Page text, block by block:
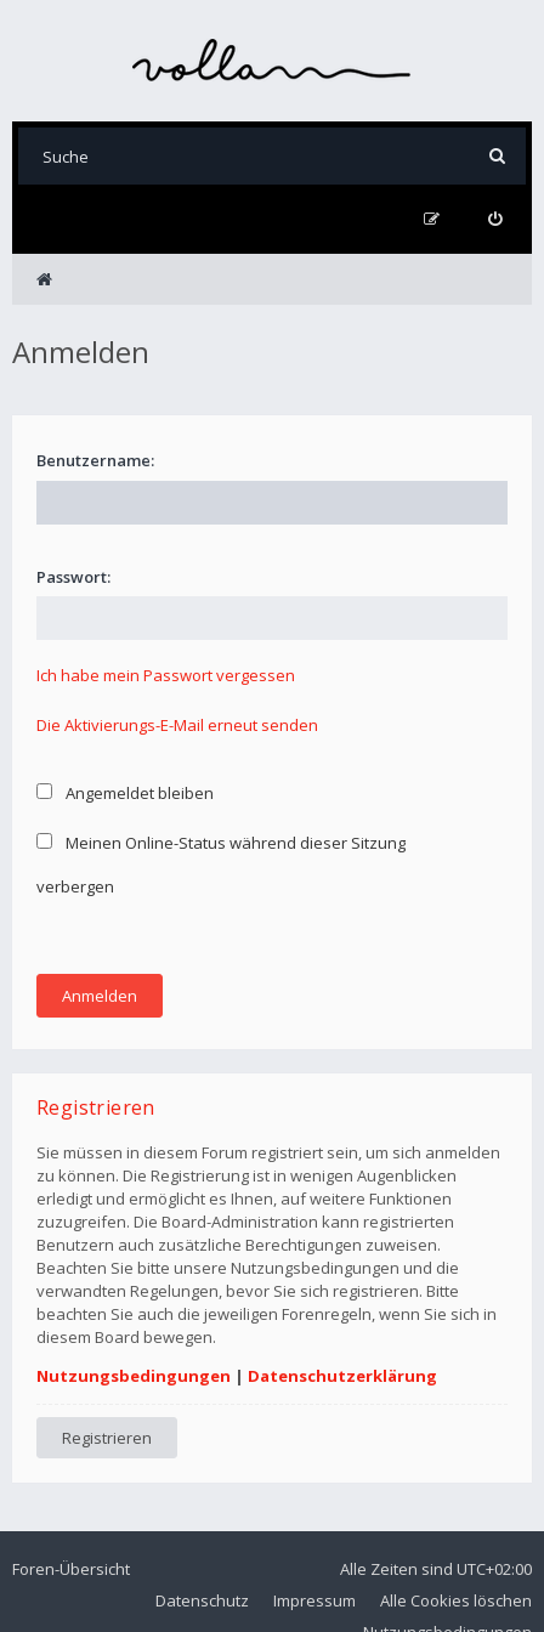
Anmelden
Benutzername:
Passwort:
Ich habe mein Passwort vergessen
Die Aktivierungs-E-Mail erneut senden
Angemeldet bleiben
Meinen Online-Status während dieser Sitzung
verbergen
Registrieren
Sie müssen in diesem Forum registriert sein, um sich anmelden
zu können. Die Registrierung ist in wenigen Augenblicken
erledigt und ermöglicht es Ihnen, auf weitere Funktionen
zuzugreifen. Die Board-Administration kann registrierten
Benutzern auch zusätzliche Berechtigungen zuweisen.
Beachten Sie bitte unsere Nutzungsbedingungen und die
verwandten Regelungen, bevor Sie sich registrieren. Bitte
beachten Sie auch die jeweiligen Forenregeln, wenn Sie sich in
diesem Board bewegen.
Nutzungsbedingungen | Datenschutzerklärung
Registrieren
Foren-Übersicht Alle Zeiten sind UTC+02:00
Alle Cookies löschen
Impressum
Datenschutz